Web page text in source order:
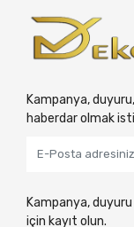
Kampanya,
haberdar olmak
Kampanya,
için kayıt olun.